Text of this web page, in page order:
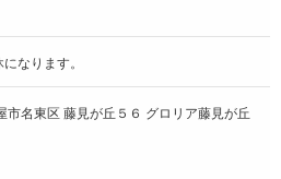
なります。
市名東区 藤見が丘５６ グロリア藤見が丘